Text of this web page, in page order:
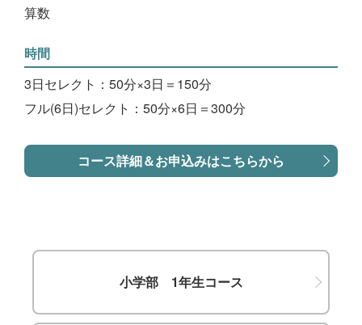
算数
時間
3日セレクト：50分×3日＝150分
フル(6日)セレクト：50分×6日＝300分
コース詳細＆お申込みはこちらから
小学部 1年生コース